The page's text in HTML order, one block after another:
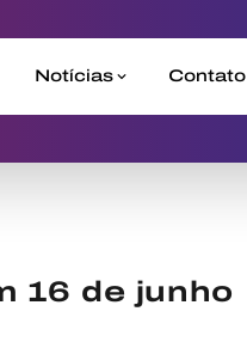
Notícias Contato
16 de junho